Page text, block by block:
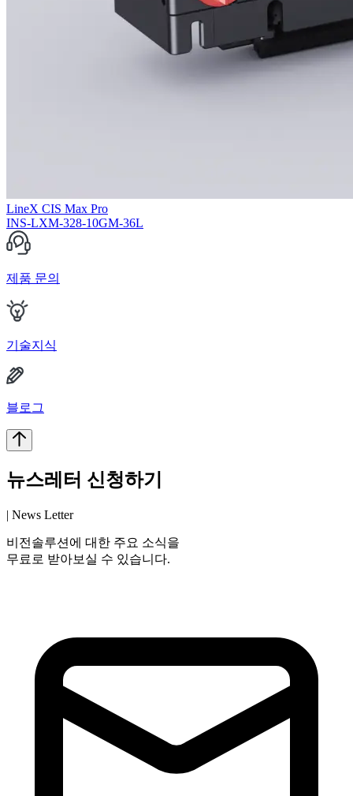
LineX CIS Max Pro
INS-LXM-328-10GM-36L
제품 문의
기술지식
블로그
뉴스레터 신청하기
| News Letter
비전솔루션에 대한 주요 소식을
무료로 받아보실 수 있습니다.